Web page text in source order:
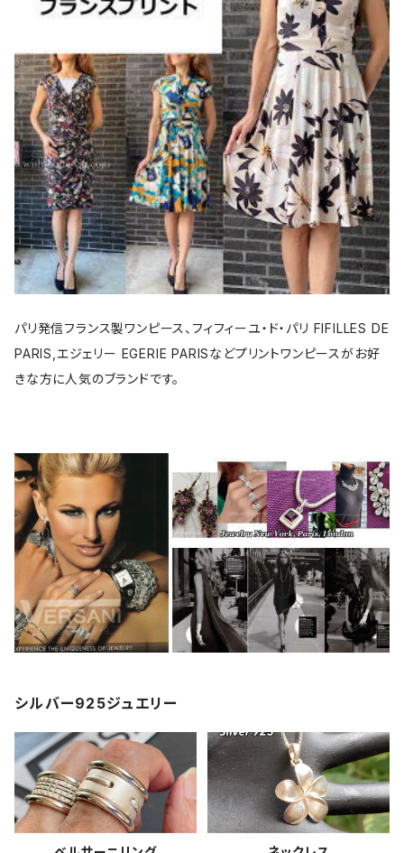
パリ発信フランス製ワンピース、フィフィーユ・ド・パリ FIFILLES DE
PARIS,エジェリー EGERIE PARISなどプリントワンピースがお好
きな方に人気のブランドです。
シルバー925ジュエリー